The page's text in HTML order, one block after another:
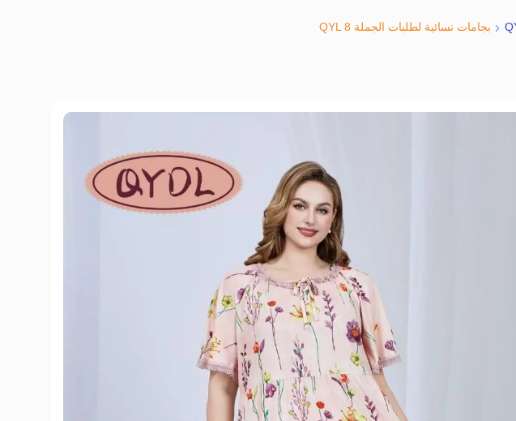
بجامات نسائية لطلبات الجملة QYL 8